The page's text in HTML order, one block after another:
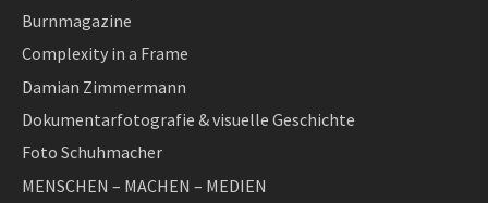
Burnmagazine
Complexity in a Frame
Damian Zimmermann
Dokumentarfotografie & visuelle Geschichte
Foto Schuhmacher
MENSCHEN – MACHEN – MEDIEN